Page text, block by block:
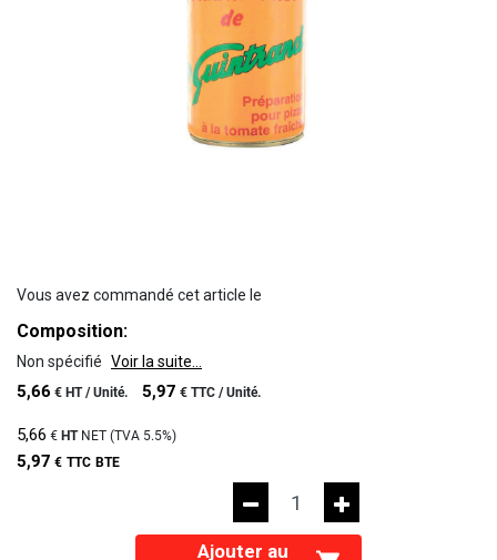
Vous avez commandé cet article le
Composition:
Non spécifié Voir la suite...
5,66 € HT /Unité. 5,97 € TTC /Unité.
5,66 € HTNET (TVA 5.5%)
5,97 € TTC BTE
Ajouter au